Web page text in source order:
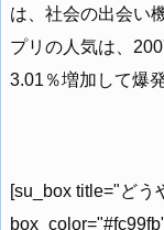
は、社会の出会い
プリの人気は、
3.01％増加して爆
[su_box title="どう